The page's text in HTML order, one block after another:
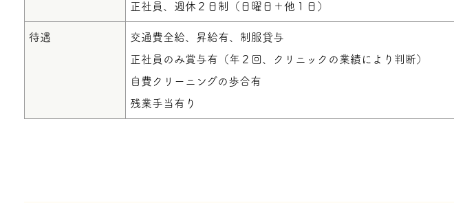
正社員、週休２日制（日曜日＋他１日）
待遇
交通費全給、昇給有、制服貸与
正社員のみ賞与有（年２回、クリニックの業績により判断）
自費クリーニングの歩合有
残業手当有り